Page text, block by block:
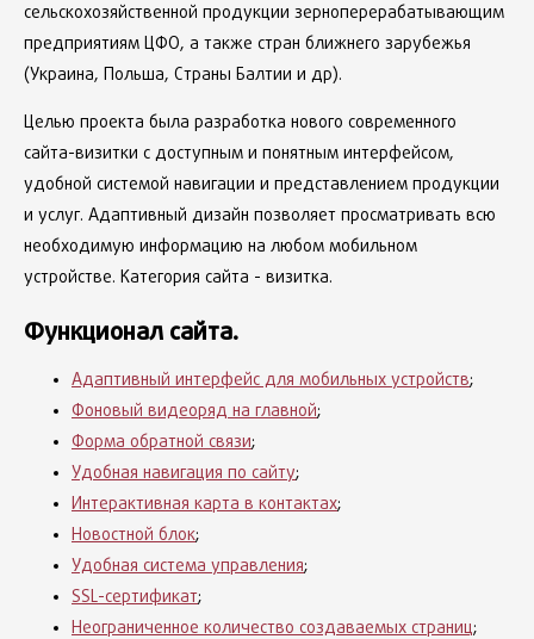
сельскохозяйственной продукции зерноперерабатывающим
предприятиям ЦФО, а также стран ближнего зарубежья
(Украина, Польша, Страны Балтии и др).
Целью проекта была разработка нового современного
сайта-визитки с доступным и понятным интерфейсом,
удобной системой навигации и представлением продукции
и услуг. Адаптивный дизайн позволяет просматривать всю
необходимую информацию на любом мобильном
устройстве. Категория сайта - визитка.
Функционал сайта.
Адаптивный интерфейс для мобильных устройств;
Фоновый видеоряд на главной;
Форма обратной связи;
Удобная навигация по сайту;
Интерактивная карта в контактах;
Новостной блок;
Удобная система управления;
SSL-сертификат;
Неограниченное количество создаваемых страниц;